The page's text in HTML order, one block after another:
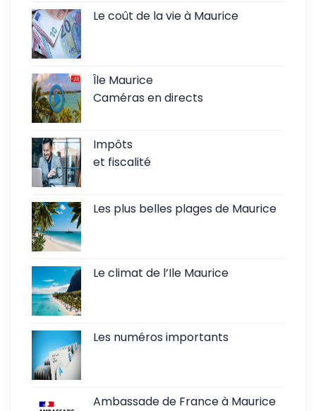
Le coût de la vie à Maurice
Île Maurice
Caméras en directs
Impôts
et fiscalité
Les plus belles plages de Maurice
Le climat de l’Ile Maurice
Les numéros importants
Ambassade de France à Maurice